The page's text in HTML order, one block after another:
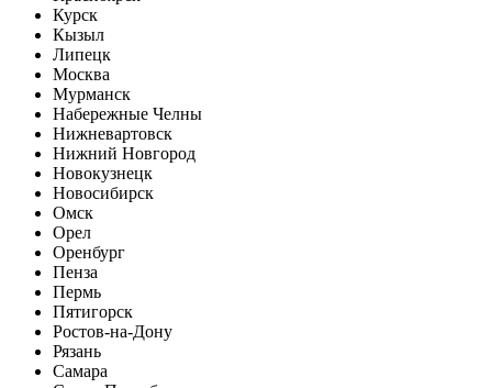
Курск
Кызыл
Липецк
Москва
Мурманск
Набережные Челны
Нижневартовск
Нижний Новгород
Новокузнецк
Новосибирск
Омск
Орел
Оренбург
Пенза
Пермь
Пятигорск
Ростов-на-Дону
Рязань
Самара